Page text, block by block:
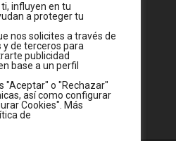
influyen en tu
a proteger tu
nos solicites a través de
y de terceros para
publicidad
base a un perfil
"Aceptar" o "Rechazar"
así como configurar
Cookies". Más
de